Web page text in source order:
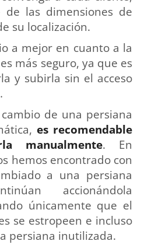
de las dimensiones de
su localización.
a mejor en cuanto a la
más seguro, ya que es
y subirla sin el acceso
de una persiana
es recomendable
manualmente. En
hemos encontrado con
a una persiana
accionándola
únicamente que el
se estropeen e incluso
persiana inutilizada.